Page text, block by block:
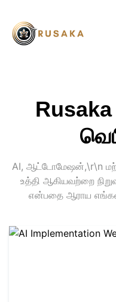
Rusaka
AI, ஆட்டோமேஷன்,\r\n
உத்தி ஆகியவற்றை
என்பதை ஆராய எங்கள்